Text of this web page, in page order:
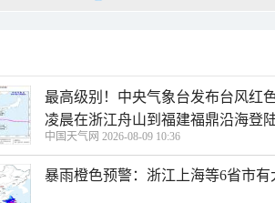
最高级别！中央气象台发布台风红
凌晨在浙江舟山到福建福鼎沿海登
中国天气网 2026-08-09 10:36
暴雨橙色预警：浙江上海等6省市